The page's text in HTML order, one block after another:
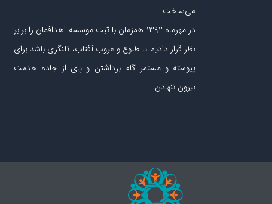
می‏‌ساخت.
در مهرماه ۱۳۹۲ همزمان با ثبت موسسه اهدافمان را برابر
نظر قرار دادیم تا طلوع و غروب آفتاب، تلنگری باشد برای
پیوسته و مستمر گام برداشتن و پای از جاده‏ خدمت
بیرون ننهادن.